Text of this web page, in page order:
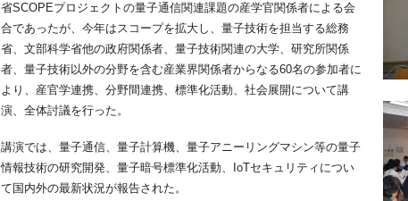
省SCOPEプロジェクトの量子通信関連課題の産学官関係者による会
合であったが、今年はスコープを拡大し、量子技術を担当する総務
省、文部科学省他の政府関係者、量子技術関連の大学、研究所関係
者、量子技術以外の分野を含む産業界関係者からなる60名の参加者に
より、産官学連携、分野間連携、標準化活動、社会展開について講
演、全体討議を行った。
講演では、量子通信、量子計算機、量子アニーリングマシン等の量子
情報技術の研究開発、量子暗号標準化活動、IoTセキュリティについ
て国内外の最新状況が報告された。